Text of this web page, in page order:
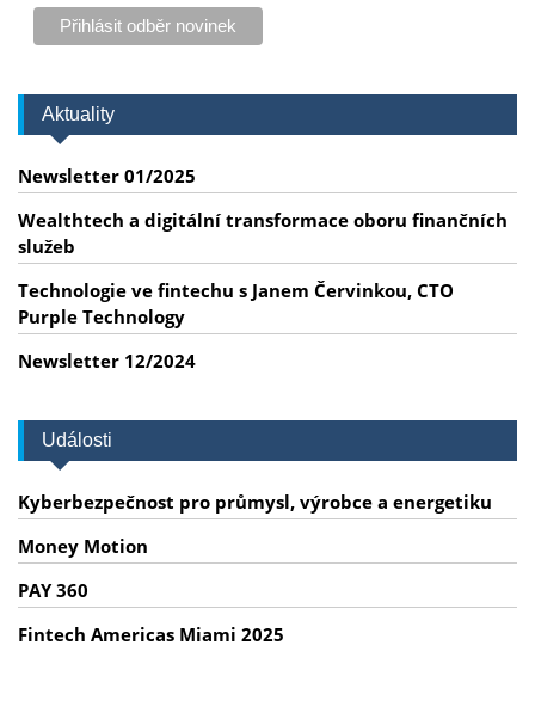
Aktuality
Newsletter 01/2025
Wealthtech a digitální transformace oboru finančních
služeb
Technologie ve fintechu s Janem Červinkou, CTO
Purple Technology
Newsletter 12/2024
Události
Kyberbezpečnost pro průmysl, výrobce a energetiku
Money Motion
PAY 360
Fintech Americas Miami 2025